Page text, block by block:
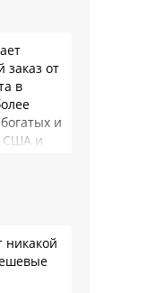
заказ от
в
и
США и
никакой